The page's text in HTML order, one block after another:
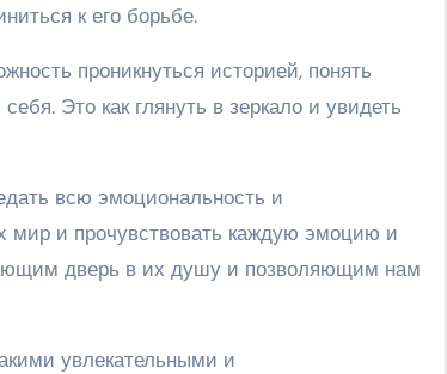
к его борьбе.
проникнуться историей, понять
Это как глянуть в зеркало и увидеть
всю эмоциональность и
мир и прочувствовать каждую эмоцию и
дверь в их душу и позволяющим нам
увлекательными и